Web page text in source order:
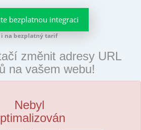
bezplatnou integraci
i na bezplatný tarif
změnit adresy URL
na vašem webu!
Nebyl